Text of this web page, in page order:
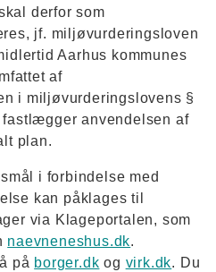
derfor som
jf. miljøvurderingsloven
Aarhus kommunes
af
i miljøvurderingslovens §
anvendelsen af
plan.
i forbindelse med
kan påklages til
via Klageportalen, som
naevneneshus.dk.
på borger.dk og virk.dk. Du